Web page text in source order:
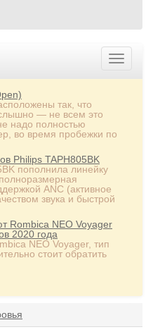
так, что
— не всем это
надо полностью
во время пробежки по
Philips TAPH805BK
пополнила линейку
ANC (активное
звука и быстрой
Rombica NEO Voyager
2020 года
NEO Voyager, тип
стоит обратить